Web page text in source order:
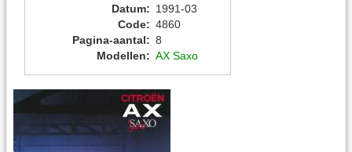
Datum: 1991-03
Code: 4860
Pagina-aantal: 8
Modellen: AX Saxo